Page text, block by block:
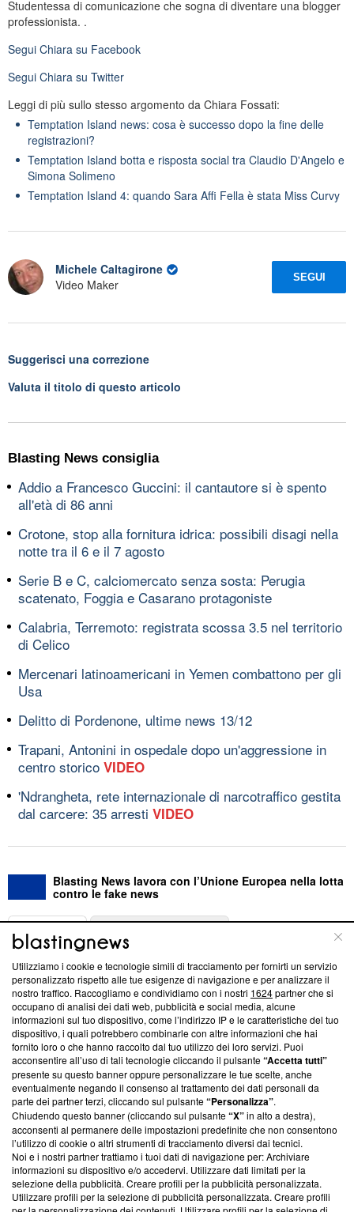
Studentessa di comunicazione che sogna di diventare una blogger
professionista. .
Segui Chiara su Facebook
Segui Chiara su Twitter
Leggi di più sullo stesso argomento da Chiara Fossati:
Temptation Island news: cosa è successo dopo la fine delle
registrazioni?
Temptation Island botta e risposta social tra Claudio D'Angelo e
Simona Solimeno
Temptation Island 4: quando Sara Affi Fella è stata Miss Curvy
Michele Caltagirone
Video Maker
SEGUI
Suggerisci una correzione
Valuta il titolo di questo articolo
Blasting News consiglia
Addio a Francesco Guccini: il cantautore si è spento
all'età di 86 anni
Crotone, stop alla fornitura idrica: possibili disagi nella
notte tra il 6 e il 7 agosto
Serie B e C, calciomercato senza sosta: Perugia
scatenato, Foggia e Casarano protagoniste
Calabria, Terremoto: registrata scossa 3.5 nel territorio
di Celico
Mercenari latinoamericani in Yemen combattono per gli
Usa
Delitto di Pordenone, ultime news 13/12
Trapani, Antonini in ospedale dopo un'aggressione in
centro storico VIDEO
'Ndrangheta, rete internazionale di narcotraffico gestita
dal carcere: 35 arresti VIDEO
Blasting News lavora con l’Unione Europea nella lotta
contro le fake news
ABOUT
Questa sezione offre informazioni trasparenti su Blasting
News, sui nostri processi editoriali e su come ci impegniamo a
creare news di qualità. Inoltre, afferma la nostra aderenza a
‘Trust Project - News with Integrity’Blasting News non è
ancora membro del programma, ma ha richiesto di farne
parte; Trust Project non ha ancora effettuato una verifica di
conformità agli standard.
Su di noi
Team editoriale
Corporate
Redazione
Utilizziamo i cookie e tecnologie simili di tracciamento per fornirti un servizio
personalizzato rispetto alle tue esigenze di navigazione e per analizzare il
nostro traffico. Raccogliamo e condividiamo con i nostri 1624partner che si
occupano di analisi dei dati web, pubblicità e social media, alcune
informazioni sul tuo dispositivo, come l’indirizzo IP e le caratteristiche del tuo
dispositivo, i quali potrebbero combinarle con altre informazioni che hai
fornito loro o che hanno raccolto dal tuo utilizzo dei loro servizi. Puoi
acconsentire all’uso di tali tecnologie cliccando il pulsante“Accetta tutti”
presente su questo banner oppure personalizzare le tue scelte, anche
eventualmente negando il consenso al trattamento dei dati personali da
parte dei partner terzi, cliccando sul pulsante“Personalizza”.
Chiudendo questo banner (cliccando sul pulsante“X”in alto a destra),
acconsenti al permanere delle impostazioni predefinite che non consentono
l’utilizzo di cookie o altri strumenti di tracciamento diversi dai tecnici.
Noi e i nostri partner trattiamo i tuoi dati di navigazione per: Archiviare
informazioni su dispositivo e/o accedervi. Utilizzare dati limitati per la
selezione della pubblicità. Creare profili per la pubblicità personalizzata.
Utilizzare profili per la selezione di pubblicità personalizzata. Creare profili